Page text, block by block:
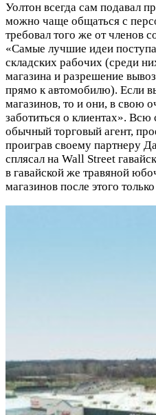
Уолтон всегда сам подавал
можно чаще общаться с
требовал того же от членов
«Самые лучшие идеи
складских рабочих (среди
магазина и разрешение
прямо к автомобилю). Если
магазинов, то и они, в свою
заботиться о клиентах».
обычный торговый агент,
проиграв своему партнеру
сплясал на Wall Street
в гавайской же травяной
магазинов после этого